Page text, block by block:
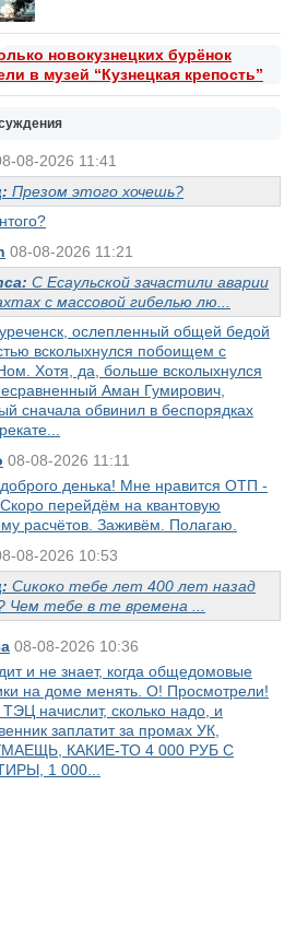
новокузнецких бурёнок
в музей “Кузнецкая крепость”
08-2026 11:41
Презом этого хочешь?
08-08-2026 11:21
С Есаульской зачастили аварии
с массовой гибелью лю...
ослепленный общей бедой
всколыхнулся побоищем с
Хотя, да, больше всколыхнулся
Аман Гумирович,
сначала обвинил в беспорядках
08-08-2026 11:11
денька! Мне нравится ОТП -
перейдём на квантовую
расчётов. Заживём. Полагаю.
08-2026 10:53
Сикоко тебе лет 400 лет назад
Чем тебе в те времена ...
08-08-2026 10:36
и не знает, когда общедомовые
на доме менять. О! Просмотрели!
начислит, сколько надо, и
заплатит за промах УК,
КАКИЕ-ТО 4 000 РУБ С
1 000...